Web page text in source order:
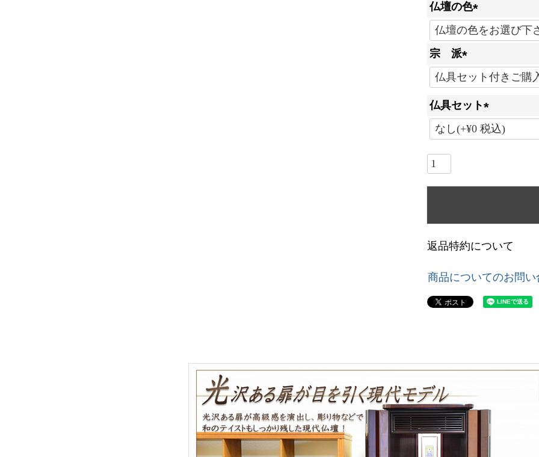
仏壇の色
(
必
)
宗 派
(
必
須
)
仏具セット
(
必
返品特約について
商品についてのお問い